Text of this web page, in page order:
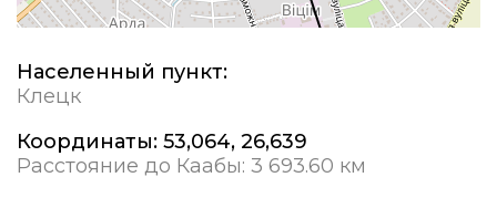
Населенный пункт:
Клецк
Координаты: 53,064, 26,639
Расстояние до Каабы: 3 693.60 км